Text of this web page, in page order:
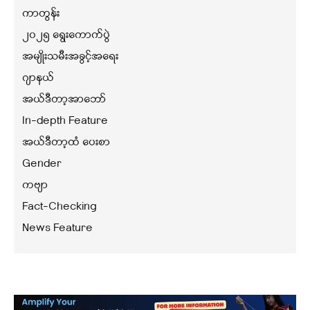
ကာတွန်း
၂၀၂၅ ရွေးကောက်ပွဲ
အမျိုးသမီးအခွင့်အရေး
ဂျာနယ်
အယ်ဒီတာ့အာဘော်
In-depth Feature
အယ်ဒီတာ့ထံ ပေးစာ
Gender
ကဗျာ
Fact-Checking
News Feature